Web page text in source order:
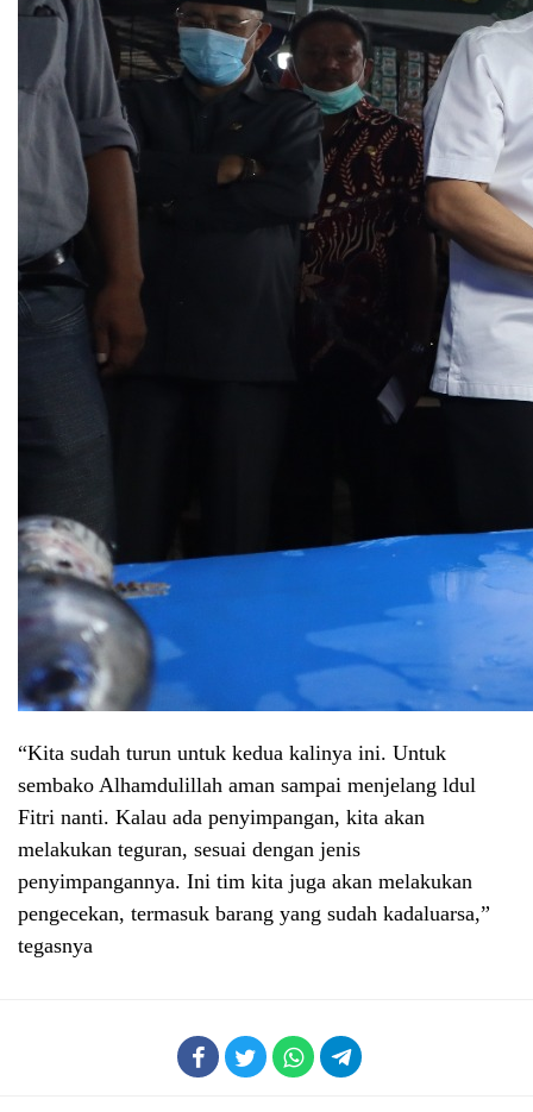
“Kita sudah turun untuk kedua kalinya ini. Untuk
sembako Alhamdulillah aman sampai menjelang ldul
Fitri nanti. Kalau ada penyimpangan, kita akan
melakukan teguran, sesuai dengan jenis
penyimpangannya. Ini tim kita juga akan melakukan
pengecekan, termasuk barang yang sudah kadaluarsa,”
tegasnya